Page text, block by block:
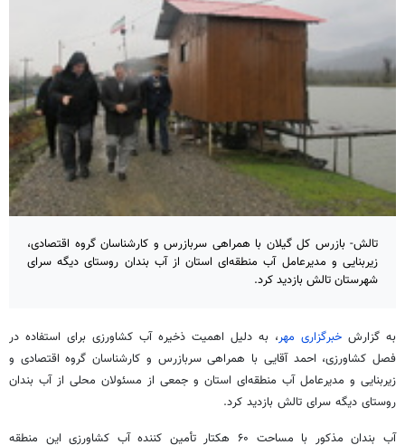
تالش- بازرس کل گیلان با همراهی سربازرس و کارشناسان گروه اقتصادی،
زیربنایی و مدیرعامل آب منطقه‌ای استان از آب بندان روستای دیگه سرای
شهرستان تالش بازدید کرد.
به گزارش خبرگزاری مهر، به دلیل اهمیت ذخیره آب کشاورزی برای استفاده در
فصل کشاورزی، احمد آقایی با همراهی سربازرس و کارشناسان گروه اقتصادی و
زیربنایی و مدیرعامل آب منطقه‌ای استان و جمعی از مسئولان محلی از آب بندان
روستای دیگه سرای تالش بازدید کرد.
آب بندان مذکور با مساحت ۶۰ هکتار تأمین کننده آب کشاورزی این منطقه